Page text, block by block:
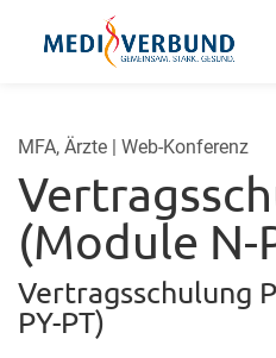
MFA, Ärzte | Web-Konferenz
(Module N-
Vertragsschulung
PY-PT)